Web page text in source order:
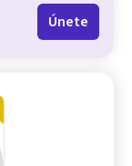
Únete